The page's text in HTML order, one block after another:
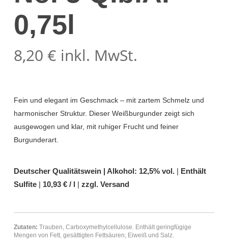
0,75l
8,20 € inkl. MwSt.
Fein und elegant im Geschmack – mit zartem Schmelz und
harmonischer Struktur. Dieser Weißburgunder zeigt sich
ausgewogen und klar, mit ruhiger Frucht und feiner
Burgunderart.
Deutscher Qualitätswein | Alkohol: 12,5% vol.|
Enthält
Sulfite| 10,93 € / l zzgl. Versand
Zutaten: Trauben, Carboxymethylcellulose. Enthält geringfügige
Mengen von Fett, gesättigten Fettsäuren, Eiweiß und Salz.